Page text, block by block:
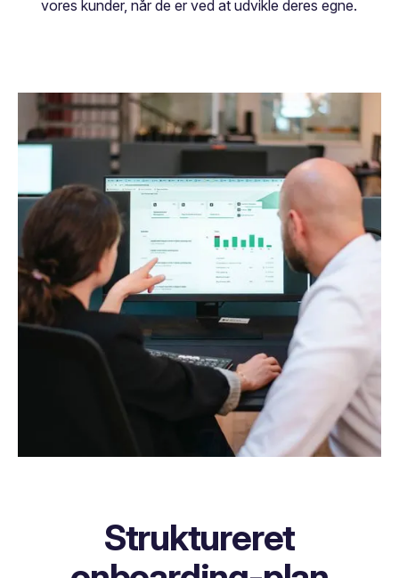
vores kunder, når de er ved at udvikle deres egne.
Struktureret